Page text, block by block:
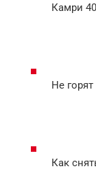
Камри
Не
Как